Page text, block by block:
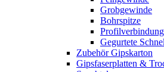
Grobgewinde
Bohrspitze
Gegurtete
Zubehör Gipskarton
Gipsfaserplatten &